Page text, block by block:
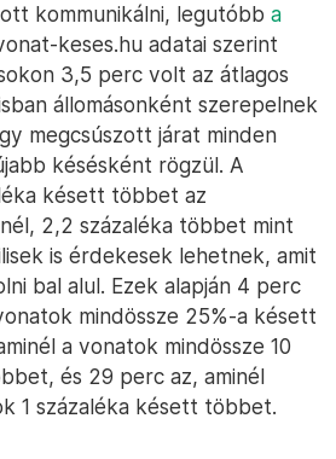
kommunikálni, legutóbb a
keses.hu adatai szerint
3,5 perc volt az átlagos
állomásonként szerepelnek
megcsúszott járat minden
késésként rögzül. A
késett többet az
2,2 százaléka többet mint
is érdekesek lehetnek, amit
bal alul. Ezek alapján 4 perc
mindössze 25%-a késett
a vonatok mindössze 10
és 29 perc az, aminél
1 százaléka késett többet.